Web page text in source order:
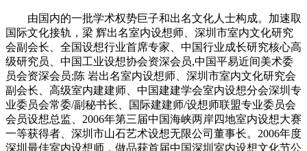
由国内的一批学术权势巨子和出名文化人士构成。加速取
国际文化接轨，梁 辉出名室内设想师、深圳市室内文化研究
会副会长、全国设想行业首席专家、中国行业成长研究核心高
级研究员、中国工业设想协会资深会员,中国平易近间美术委
员会资深会员;陈 岩出名室内设想师、深圳市室内文化研究会
副会长、高级室内建建师、中国建建学会室内设想分会深圳专
业委员会常委/副秘书长、国际建建师/设想师联盟专业委员会
会员设想总监、2006年第三届中国海峡两岸四地室内设想大赛
一等获得者、深圳市山石艺术设想无限公司董事长。2006年度
深圳最佳室内设想师，做品获首届中国深圳室内设想文化节公